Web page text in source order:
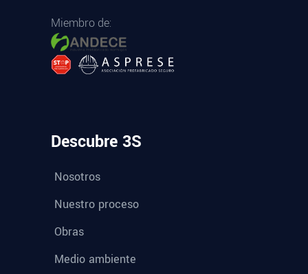
Miembro de:
Descubre 3S
Nosotros
Nuestro proceso
Obras
Medio ambiente